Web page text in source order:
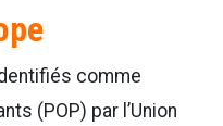
comme
(POP) par l’Union